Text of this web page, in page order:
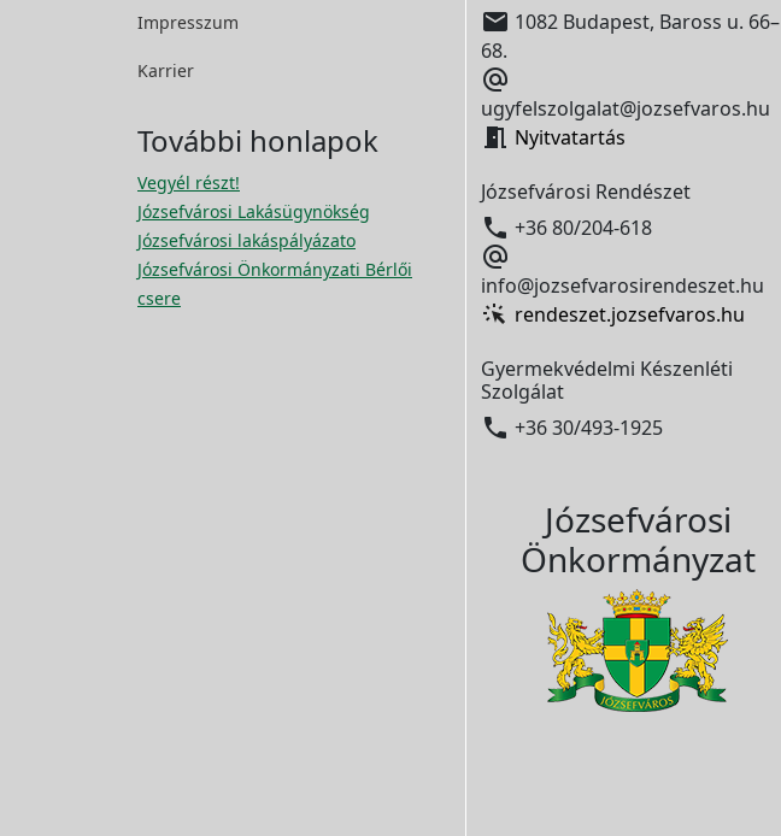
Impresszum
Karrier
További honlapok
Vegyél részt!
Józsefvárosi Lakásügynökség
Józsefvárosi lakáspályázato
Józsefvárosi Önkormányzati Bérlői
csere
 1082 Budapest, Baross u. 66–
68.

ugyfelszolgalat@jozsefvaros.hu
 Nyitvatartás
Józsefvárosi Rendészet
 +36 80/204-618

info@jozsefvarosirendeszet.hu
rendeszet.jozsefvaros.hu
Gyermekvédelmi Készenléti
Szolgálat
 +36 30/493-1925
Józsefvárosi
Önkormányzat